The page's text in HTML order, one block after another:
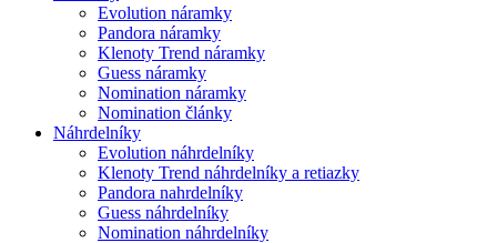
Evolution náramky
Pandora náramky
Klenoty Trend náramky
Guess náramky
Nomination náramky
Nomination články
Náhrdelníky
Evolution náhrdelníky
Klenoty Trend náhrdelníky a retiazky
Pandora nahrdelníky
Guess náhrdelníky
Nomination náhrdelníky